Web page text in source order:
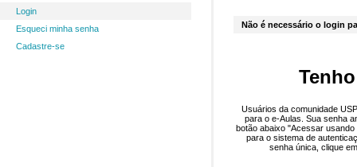
Login
Esqueci minha senha
Cadastre-se
Não é necessário o login
Usuários da comunidade
para o e-Aulas. Sua senha
botão abaixo "Acessar
para o sistema de
senha única, clique